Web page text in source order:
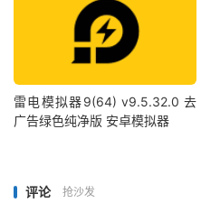
雷电模拟器9(64) v9.5.32.0 去
广告绿色纯净版 安卓模拟器
评论 抢沙发